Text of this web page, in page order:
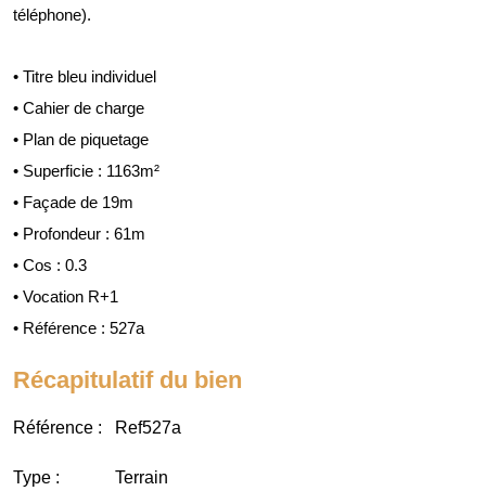
téléphone).
• Titre bleu individuel
• Cahier de charge
• Plan de piquetage
• Superficie : 1163m²
• Façade de 19m
• Profondeur : 61m
• Cos : 0.3
• Vocation R+1
• Référence : 527a
Récapitulatif du bien
Référence :
Type :
Ref527a
Terrain